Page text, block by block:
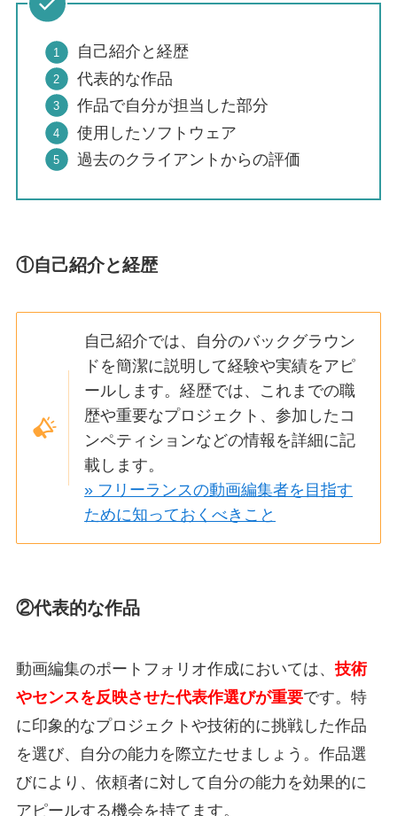
自己紹介と経歴
代表的な作品
作品で自分が担当した部分
使用したソフトウェア
過去のクライアントからの評価
①自己紹介と経歴
自己紹介では、自分のバックグラウン
ドを簡潔に説明して経験や実績をアピ
ール します。経歴では、これまでの職
歴や重要なプロジェクト、参加したコ
ンペティションなどの情報を詳細に記
載 します。
» フリーランスの動画編集者を目指す
ために知っておくべきこと
②代表的な作品
動画編集のポートフォリオ作成においては、技術
やセンスを反映させた代表作選びが重要です。特
に印象的なプロジェクトや技術的に挑戦した作品
を選び、自分の能力を際立たせましょう。作品選
びにより、依頼者に対して自分の能力を効果的に
アピールする機会を持てます。